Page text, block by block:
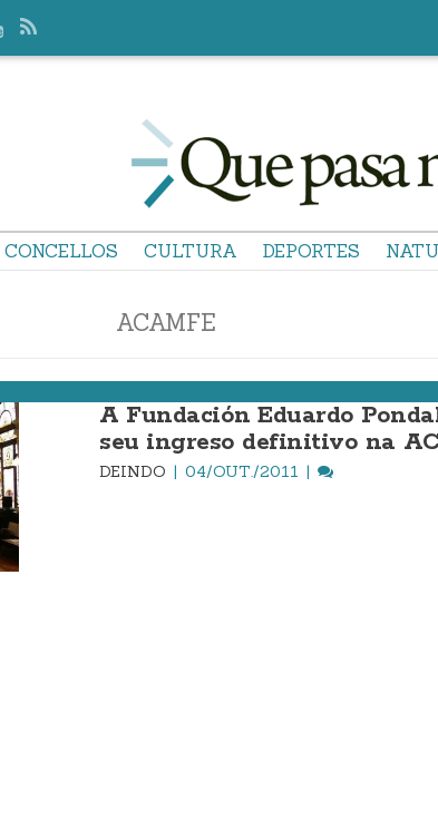
CONCELLOS CULTURA DEPORTES
ACAMFE
A Fundación Eduardo
seu ingreso definitivo na
DEINDO 04/OUT./2011